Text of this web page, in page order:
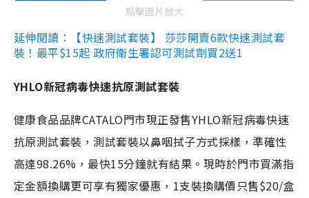
點擊圖片放大
延伸閱讀：【快速測試套裝】 莎莎開賣6款快速測試套
裝！最平$15起 政府衛生署認可測試劑買2送1
YHLO新冠病毒快速抗原測試套裝
健康食品品牌CATALO門市現正發售YHLO新冠病毒快速
抗原測試套裝，測試套裝以鼻咽拭子方式採樣，準確性
高達98.26%，最快15分鐘就有結果。現時於門市買滿指
定金額換購更可享有獨家優惠，1支裝換購價只售$20/盒